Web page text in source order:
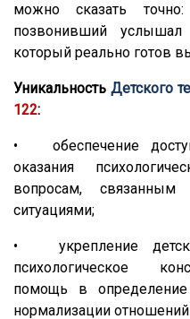
можно сказать
позвонивший
который реально готов
Уникальность Детского
122:
• обеспечение
оказания
вопросам,
ситуациями;
• укрепление
психологическое
помощь в
нормализации